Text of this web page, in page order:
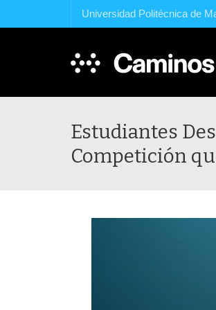
Universidad Politécnica de
Estudiantes
Competición